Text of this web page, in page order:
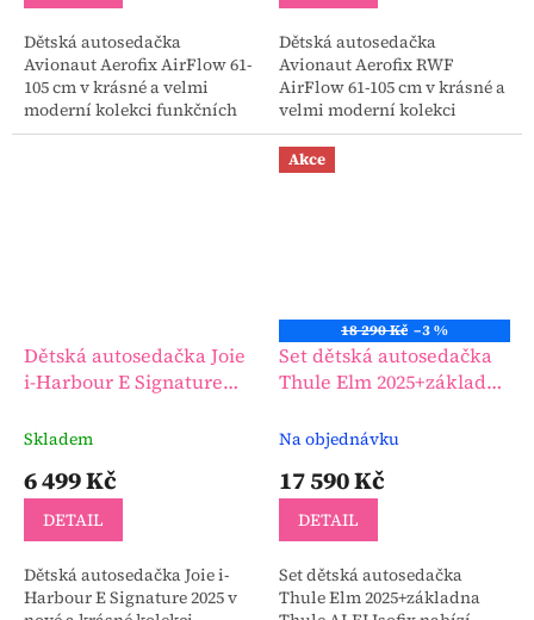
Dětská autosedačka
Avionaut Aerofix AirFlow 61-
105 cm v krásné a velmi
moderní kolekci funkčních
dětských autosedaček.
Dětská autosedačka
Avionaut Aerofix RWF
AirFlow 61-105 cm v krásné a
velmi moderní kolekci
funkčních dětských
autosedaček.
Dětská autosedačka Joie
i-Harbour E Signature
Skladem
6 499 Kč
DETAIL
Dětská autosedačka Joie i-
Harbour E Signature 2025 v
Akce
18 290 Kč –3 %
Set dětská autosedačka
Thule Elm 2025+základna
Na objednávku
17 590 Kč
DETAIL
Set dětská autosedačka
Thule Elm 2025+základna